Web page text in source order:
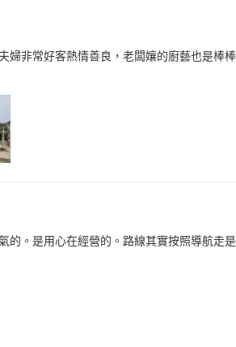
婦非常好客熱情善良，老闆孃的廚藝也是棒
的。是用心在經營的。路線其實按照導航走